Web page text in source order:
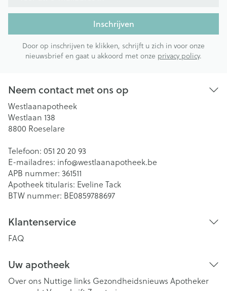
Inschrijven
Door op inschrijven te klikken, schrijft u zich in voor onze
nieuwsbrief en gaat u akkoord met onze privacy policy.
Neem contact met ons op
Westlaanapotheek
Westlaan 138
8800 Roeselare
Telefoon: 051 20 20 93
E-mailadres: info@westlaanapotheek.be
APB nummer: 361511
Apotheek titularis: Eveline Tack
BTW nummer: BE0859788697
Klantenservice
FAQ
Uw apotheek
Over ons Nuttige links Gezondheidsnieuws Apotheker